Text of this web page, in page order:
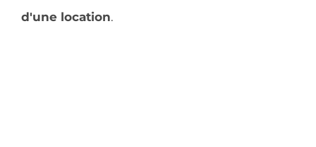
d'une location.